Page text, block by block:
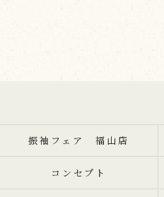
振袖フェア 福山店
コンセプト